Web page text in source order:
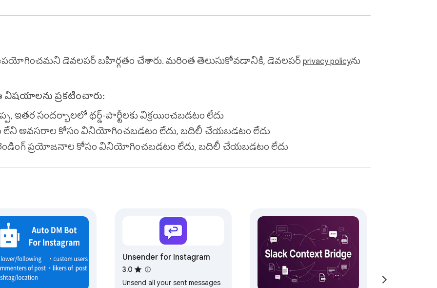
important updates
support communications
manually
and placeholders
account
automated. Try Slack DM Bot today! 🎉
డెవలపర్ బహిర్గతం చేశారు. మరింత తెలుసుకోవడానికి, డెవలపర్ privacy policy‌ను
ప్రకటించారు:
ఇతర సందర్భాలలో థర్డ్-పార్టీలకు విక్రయించబడటం లేదు
లేని అవసరాల కోసం వినియోగించబడటం లేదు, బదిలీ చేయబడటం లేదు
ప్రయోజనాల కోసం వినియోగించబడటం లేదు, బదిలీ చేయబడటం లేదు
Unsender for Instagram
3.0
Unsend all your sent messages